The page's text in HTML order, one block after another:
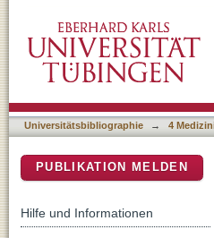
Universitätsbibliographie → 4
PUBLIKATION MELDEN
Hilfe und Informationen